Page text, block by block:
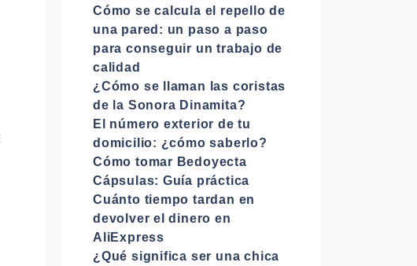
Cómo se calcula el repello de
una pared: un paso a paso
para conseguir un trabajo de
calidad
¿Cómo se llaman las coristas
de la Sonora Dinamita?
El número exterior de tu
domicilio: ¿cómo saberlo?
Cómo tomar Bedoyecta
Cápsulas: Guía práctica
Cuánto tiempo tardan en
devolver el dinero en
AliExpress
¿Qué significa ser una chica